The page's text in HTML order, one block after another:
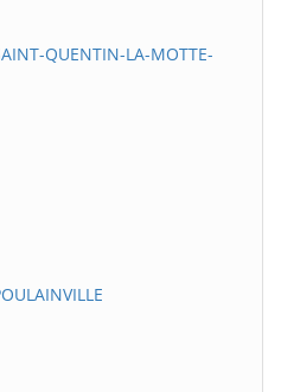
QUENTIN-LA-MOTTE-